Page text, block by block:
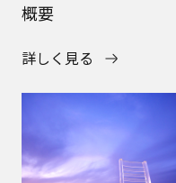
概要
詳しく見る